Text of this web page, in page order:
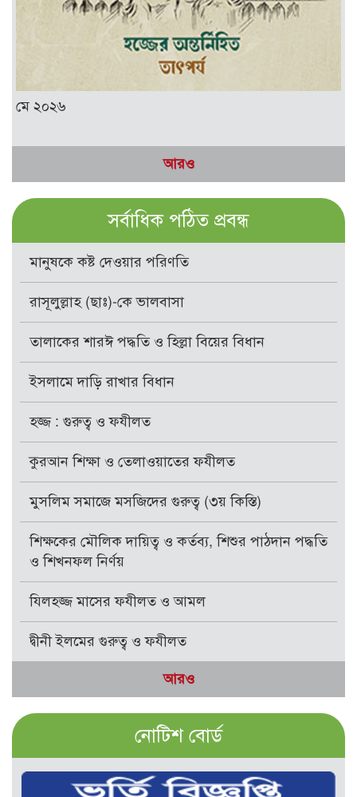
মে ২০২৬
আরও
সর্বাধিক পঠিত প্রবন্ধ
মানুষকে কষ্ট দেওয়ার পরিণতি
রাসূলুল্লাহ (ছাঃ)-কে ভালবাসা
তালাকের শারঈ পদ্ধতি ও হিল্লা বিয়ের বিধান
ইসলামে দাড়ি রাখার বিধান
হজ্জ : গুরুত্ব ও ফযীলত
কুরআন শিক্ষা ও তেলাওয়াতের ফযীলত
মুসলিম সমাজে মসজিদের গুরুত্ব (৩য় কিস্তি)
শিক্ষকের মৌলিক দায়িত্ব ও কর্তব্য, শিশুর পাঠদান পদ্ধতি
ও শিখনফল নির্ণয়
যিলহজ্জ মাসের ফযীলত ও আমল
দ্বীনী ইলমের গুরুত্ব ও ফযীলত
আরও
নোটিশ বোর্ড